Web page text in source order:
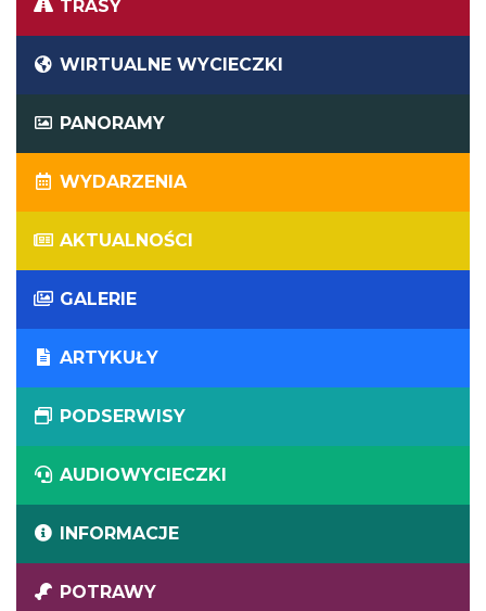
TRASY
WIRTUALNE WYCIECZKI
PANORAMY
WYDARZENIA
AKTUALNOŚCI
GALERIE
ARTYKUŁY
PODSERWISY
AUDIOWYCIECZKI
INFORMACJE
POTRAWY